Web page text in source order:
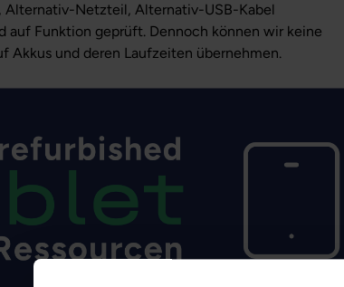
Alternativ-Netzteil, Alternativ-USB-Kabel
auf Funktion geprüft. Dennoch können wir keine
Akkus und deren Laufzeiten übernehmen.